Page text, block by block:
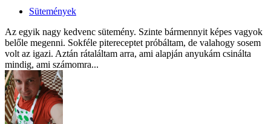
Sütemények
Az egyik nagy kedvenc sütemény. Szinte bármennyit képes vagyok
belőle megenni. Sokféle pitereceptet próbáltam, de valahogy sosem
volt az igazi. Aztán rátaláltam arra, ami alapján anyukám csinálta
mindig, ami számomra...